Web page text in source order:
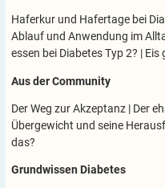
Haferkur und Hafertage bei
Ablauf und Anwendung im
essen bei Diabetes Typ 2? | Eis
Aus der Community
Der Weg zur Akzeptanz | Der
Übergewicht und seine
das?
Grundwissen Diabetes